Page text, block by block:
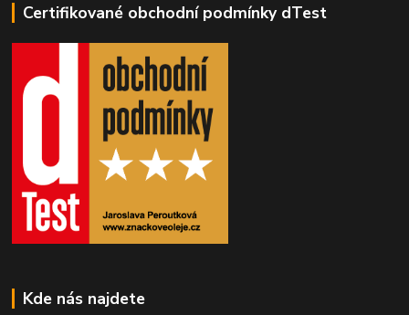
Certifikované obchodní podmínky dTest
Kde nás najdete